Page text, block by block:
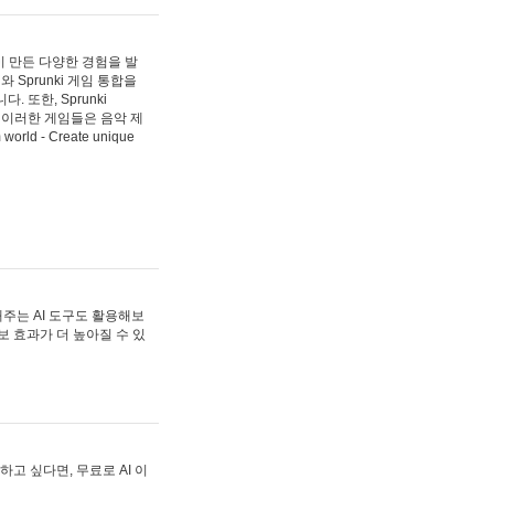
만든 다양한 경험을 발
Sprunki 게임 통합을
다. 또한, Sprunki
러한 게임들은 음악 제
world - Create unique
는 AI 도구도 활용해보
효과가 더 높아질 수 있
고 싶다면, 무료로 AI 이